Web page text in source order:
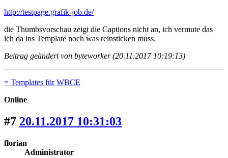
http://testpage.grafik-job.de/
die Thumbsvorschau zeigt die Captions nicht an, ich vermute das
ich da ins Template noch was reinsticken muss.
Beitrag geändert von byteworker (20.11.2017 10:19:13)
= Templates für WBCE
Online
#7 20.11.2017 10:31:03
florian
Administrator